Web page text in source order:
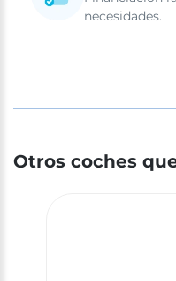
necesidades.
Otros coches